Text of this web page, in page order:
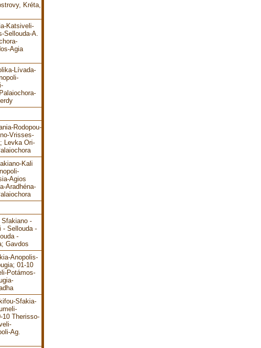
Kréta,
Katsiveli-
Sellouda-A.
Agia
Lívada-
Rodopou-
Vrisses-
Levka Ori-
Kali
Agios
Aradhéna-
Sfakiano -
- Sellouda -
-
Gavdos
Anopolis-
01-10
Potámos-
Sfakia-
10 Therisso-
Ag.